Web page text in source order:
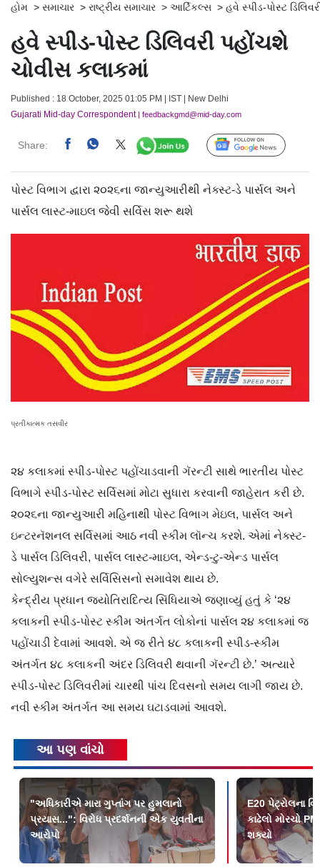
હોમ > સમાચાર > રાષ્ટ્રીય સમાચાર > આર્ટિકલ્સ > હવે સ્પીડ-પોસ્ટ
હવે સ્પીડ-પોસ્ટ ડિલિવરી પહોંચશે
ચોવીસ કલાકમાં
Published : 18 October, 2025 01:05 PM | IST | New Delhi
Gujarati Mid-day Correspondent| feedbackgmd@mid-day.com
Share: Follow Us
પોસ્ટ વિભાગ દ્વારા ૨૦૨૬ના જાન્યુઆરીથી નેક્સ્ટ-ડે પાર્સલ અને
પાર્સલ લાસ્ટ-માઇલ જેવી સર્વિસ શરૂ થશે
પ્રતીકાત્મક તસવીર
૨૪ કલાકમાં સ્પીડ-પોસ્ટ પહોંચાડવાની ગૅરન્ટી સાથે ભારતીય પોસ્ટ
વિભાગે સ્પીડ-પોસ્ટ સર્વિસમાં મોટા સુધારા કરવાની જાહેરાત કરી છે.
૨૦૨૬ના જાન્યુઆરી મહિનાથી પોસ્ટ વિભાગ મેઇલ, પાર્સલ અને
ઇન્ટરનૅશનલ સર્વિસમાં આઠ નવી સ્કીમ લૉન્ચ કરશે. એમાં નેક્સ્ટ-
ડે પાર્સલ ડિલિવરી, પાર્સલ લાસ્ટ-માઇલ, એન્ડ-ટુ-એન્ડ પાર્સલ
સોલ્યુશન્સ વગેરે સર્વિસિસનો સમાવેશ થાય છે.
કેન્દ્રીય પ્રધાન જ્યોતિરાદિત્ય સિંધિયાએ જણાવ્યું હતું કે ‘૨૪
કલાકની સ્પીડ-પોસ્ટ સ્કીમ અંતર્ગત લોકોનાં પાર્સલ ૨૪ કલાકમાં જ
પહોંચાડી દેવામાં આવશે. એ જ રીતે ૪૮ કલાકની સ્પીડ-સ્કીમ
અંતર્ગત ૪૮ કલાકની અંદર ડિલિવરી થવાની ગૅરન્ટી છે.’ અત્યારે
સ્પીડ-પોસ્ટ ડિલિવરીમાં ચારથી પાંચ દિવસનો સમય લાગી જાય છે.
નવી સ્કીમ અંતર્ગત આ સમય ઘટાડવામાં આવશે.
આ પણ વાંચો
"અધિકારીએ મારા ગુપ્તાંગ પર હુમલાનો
પ્રયાસ...": વિરોધ પ્રદર્શનની એક યુવતીના
આરોપો
E20 પેટ્રોલના
કાઢેલો મોરચો
શક્યો